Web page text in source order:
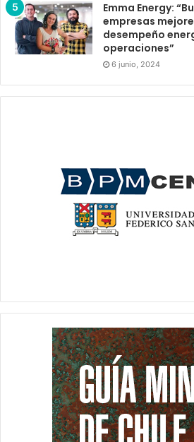
Emma Energy:
empresas
desempeño
operaciones”
6 junio, 2024